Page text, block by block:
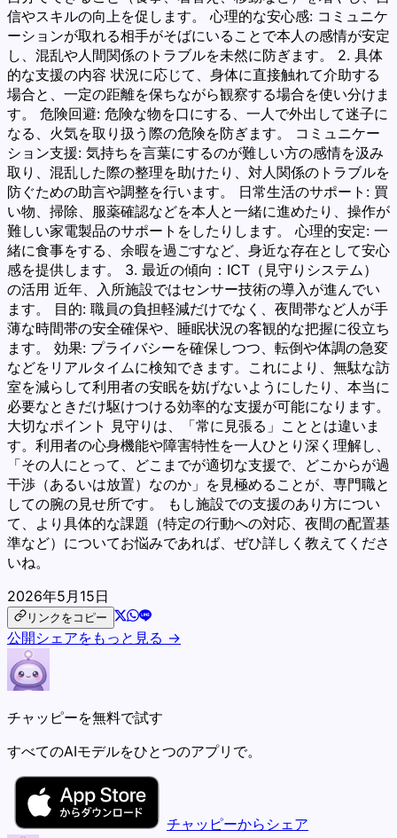
信やスキルの向上を促します。 心理的な安心感: コミュニケ
ーションが取れる相手がそばにいることで本人の感情が安定
し、混乱や人間関係のトラブルを未然に防ぎます。 2. 具体
的な支援の内容 状況に応じて、身体に直接触れて介助する
場合と、一定の距離を保ちながら観察する場合を使い分けま
す。 危険回避: 危険な物を口にする、一人で外出して迷子に
なる、火気を取り扱う際の危険を防ぎます。 コミュニケー
ション支援: 気持ちを言葉にするのが難しい方の感情を汲み
取り、混乱した際の整理を助けたり、対人関係のトラブルを
防ぐための助言や調整を行います。 日常生活のサポート: 買
い物、掃除、服薬確認などを本人と一緒に進めたり、操作が
難しい家電製品のサポートをしたりします。 心理的安定: 一
緒に食事をする、余暇を過ごすなど、身近な存在として安心
感を提供します。 3. 最近の傾向：ICT（見守りシステム）
の活用 近年、入所施設ではセンサー技術の導入が進んでい
ます。 目的: 職員の負担軽減だけでなく、夜間帯など人が手
薄な時間帯の安全確保や、睡眠状況の客観的な把握に役立ち
ます。 効果: プライバシーを確保しつつ、転倒や体調の急変
などをリアルタイムに検知できます。これにより、無駄な訪
室を減らして利用者の安眠を妨げないようにしたり、本当に
必要なときだけ駆けつける効率的な支援が可能になります。
大切なポイント 見守りは、「常に見張る」こととは違いま
す。利用者の心身機能や障害特性を一人ひとり深く理解し、
「その人にとって、どこまでが適切な支援で、どこからが過
干渉（あるいは放置）なのか」を見極めることが、専門職と
しての腕の見せ所です。 もし施設での支援のあり方につい
て、より具体的な課題（特定の行動への対応、夜間の配置基
準など）についてお悩みであれば、ぜひ詳しく教えてくださ
いね。
2026年5月15日
リンクをコピー
公開シェアをもっと見る →
チャッピーを無料で試す
すべてのAIモデルをひとつのアプリで。
チャッピーからシェア